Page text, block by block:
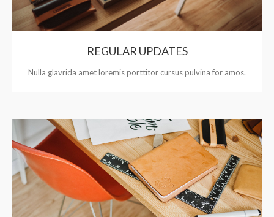
REGULAR UPDATES
Nulla glavrida amet loremis porttitor cursus pulvina for amos.